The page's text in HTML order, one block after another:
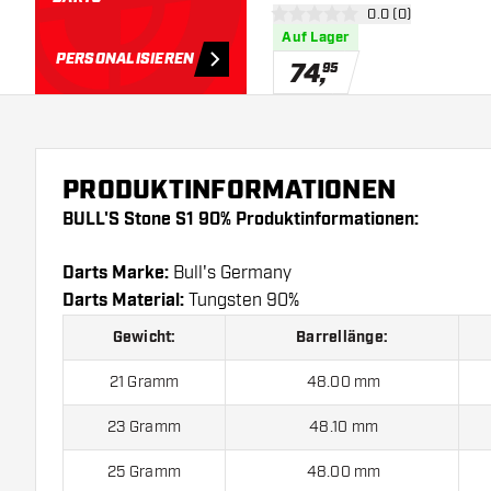
PERSONALISIEREN
0 Bewertungssterne
0.0 (0)
Auf Lager
74,95
PRODUKTINFORMATIONEN
BULL'S Stone S1 90% Produktinformationen:
Darts Marke: Bull's Germany
Darts Material: Tungsten 90%
Gewicht: Barrellänge:
21 Gramm 48.00 mm
23 Gramm 48.10 mm
25 Gramm 48.00 mm